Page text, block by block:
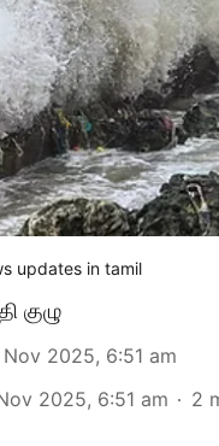
updates in tamil
குழு
2025, 6:51 am
2025, 6:51 am 2